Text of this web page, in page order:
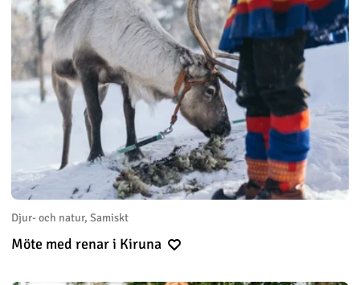
Djur- och natur, Samiskt
Möte med renar i Kiruna